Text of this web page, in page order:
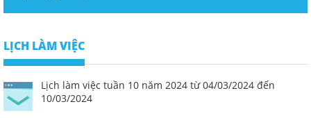
LỊCH LÀM VIỆC
Lịch làm việc tuần 10 năm 2024 từ 04/03/2024 đến
10/03/2024